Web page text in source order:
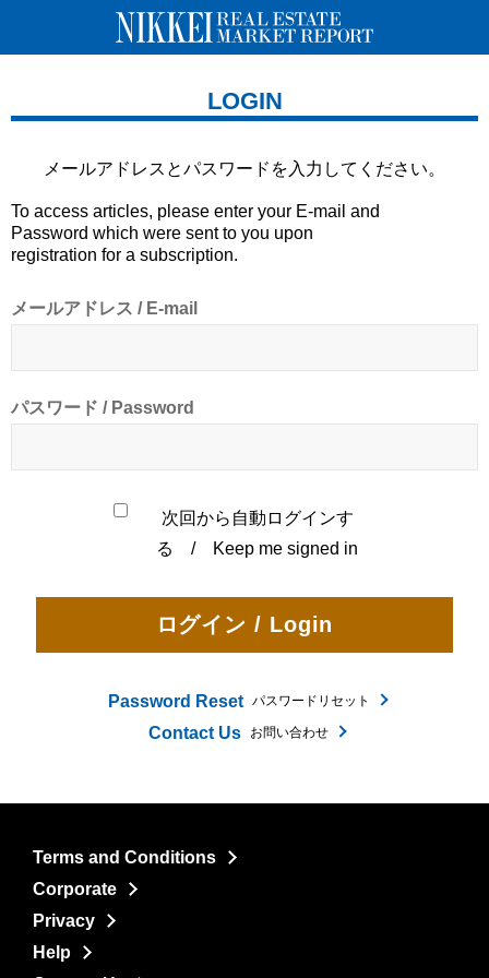
LOGIN
メールアドレスとパスワードを 入力してください。
To access articles, please enter your E-mail and
Password which were sent to you upon
registration for a subscription.
メールアドレス / E-mail
パスワード / Password
次回から自動ログインす
る / Keep me signed in
Password Reset パスワードリセット
Contact Us お問い合わせ
Terms and Conditions
Corporate
Privacy
Help